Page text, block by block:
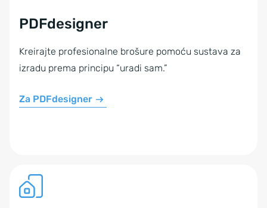
PDFdesigner
Kreirajte profesionalne brošure pomoću sustava za
izradu prema principu “uradi sam.”
Za PDFdesigner